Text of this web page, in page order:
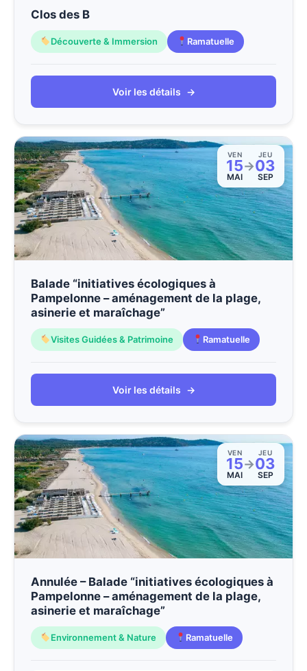
Clos des B
Découverte & Immersion Ramatuelle
Voir les détails →
VEN
15
MAI
→
JEU
03
SEP
Balade “initiatives écologiques à
Pampelonne – aménagement de la plage,
asinerie et maraîchage”
Visites Guidées & Patrimoine Ramatuelle
Voir les détails →
VEN
15
MAI
→
JEU
03
SEP
Annulée – Balade “initiatives écologiques à
Pampelonne – aménagement de la plage,
asinerie et maraîchage”
Environnement & Nature Ramatuelle